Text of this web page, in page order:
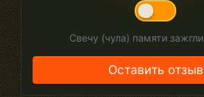
Свечу (чула) памяти зажгли
Оставить отзыв